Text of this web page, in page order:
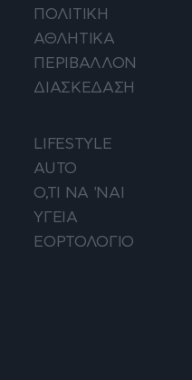
ΠΟΛΙΤΙΚΗ
ΑΘΛΗΤΙΚΑ
ΠΕΡΙΒΑΛΛΟΝ
ΔΙΑΣΚΕΔΑΣΗ
LIFESTYLE
AUTO
Ο,ΤΙ ΝΑ 'ΝΑΙ
ΥΓΕΙΑ
ΕΟΡΤΟΛΟΓΙΟ